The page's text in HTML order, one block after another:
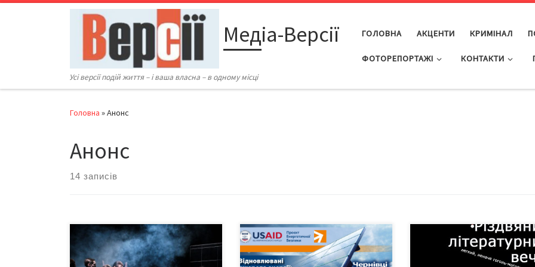
Перейти до вмісту
Медіа-Версії
Усі версії подій життя – і ваша власна – в одному місці
ГОЛОВНА АКЦЕНТИ КРИМІНАЛ
ФОТОРЕПОРТАЖІ КОНТАКТИ
Головна »Анонс
Анонс
14 записів
28 та 29 лютого на Чернівці чекає
театральна подія, яку ми щиро
радимо не оминути Після гучного
Вінницький пресклуб та
Чернівецький пресклуб
запрошують журналістів